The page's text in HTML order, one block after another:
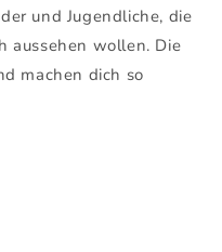
und Jugendliche, die
aussehen wollen. Die
machen dich so